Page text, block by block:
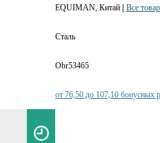
EQUIMAN, Китай| Все
Сталь
Obr53465
от 76,50 до 107,10 бонусных